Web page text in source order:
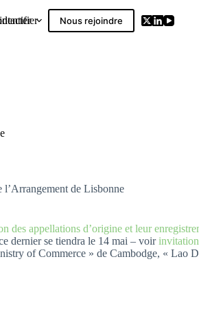
Nous rejoindre
de Lisbonne
appellations d’origine et leur
dernier se tiendra le 14 mai – voir
of Commerce » de Cambodge, « Lao